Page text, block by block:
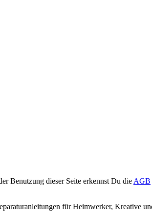
Benutzung dieser Seite erkennst Du die AGB
für Heimwerker, Kreative